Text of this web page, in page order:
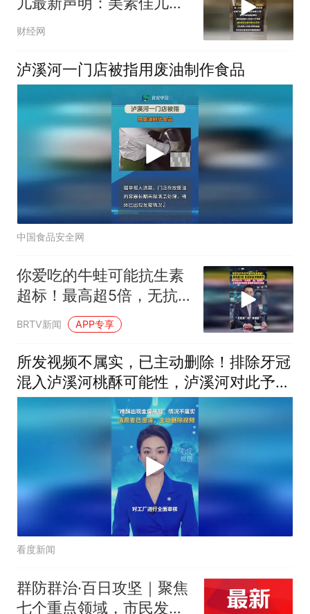
寻求更多机构奶粉复检
财经网
泸溪河一门店被指用废油制作食品
中国食品安全网
你爱吃的牛蛙可能抗生素
超标！最高超5倍，无抗
的专门应付检查
BRTV新闻 APP专享
所发视频不属实，已主动删除！排除牙冠
混入泸溪河桃酥可能性，泸溪河对此予以
谅解
看度新闻
群防群治·百日攻坚｜聚焦
七个重点领域，市民发现